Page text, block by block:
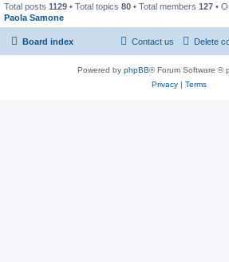
Total posts 1129 • Total topics 80 • Total members 127 •
Paola Samone
Board index Delete
Contact us
Powered by phpBB® Forum Software ©
Privacy| Terms